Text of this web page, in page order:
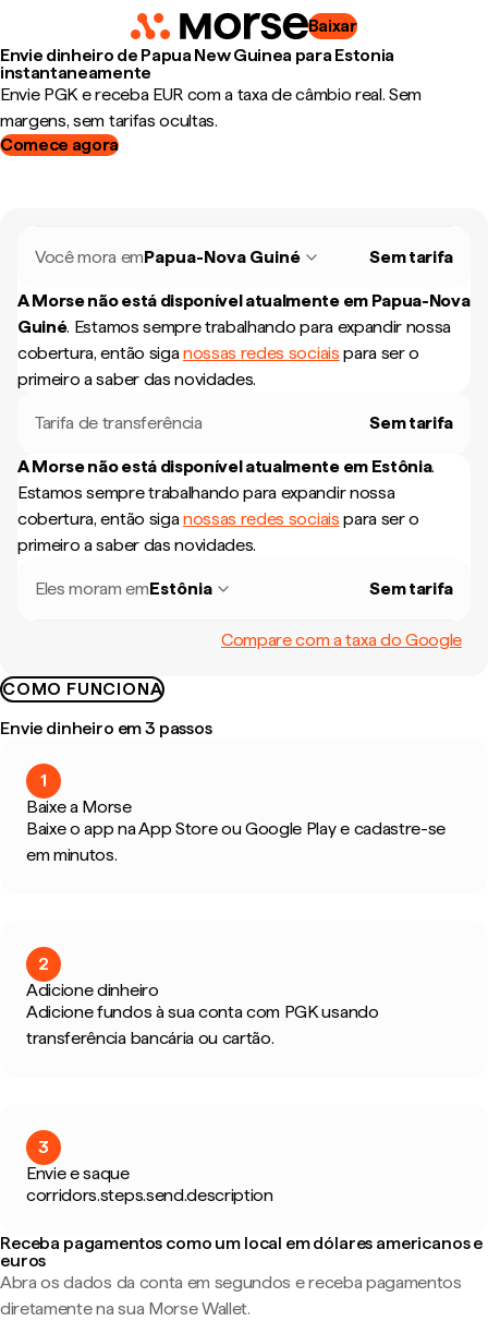
Baixar
Envie dinheiro de Papua New Guinea para Estonia
instantaneamente
Envie PGK e receba EUR com a taxa de câmbio real. Sem
margens, sem tarifas ocultas.
Comece agora
Você mora emPapua-Nova Guiné Sem tarifa
A Morse não está disponível atualmente em Papua-Nova
Guiné. Estamos sempre trabalhando para expandir nossa
cobertura, então siganossas redes sociais para ser o
primeiro a saber das novidades.
Tarifa de transferência Sem tarifa
A Morse não está disponível atualmente em Estônia.
Estamos sempre trabalhando para expandir nossa
cobertura, então siganossas redes sociais para ser o
primeiro a saber das novidades.
Eles moram emEstônia Sem tarifa
Compare com a taxa do Google
COMO FUNCIONA
Envie dinheiro em 3 passos
1
Baixe a Morse
Baixe o app na App Store ou Google Play e cadastre-se
em minutos.
2
Adicione dinheiro
Adicione fundos à sua conta com PGK usando
transferência bancária ou cartão.
3
Envie e saque
corridors.steps.send.description
Receba pagamentos como um local em dólares americanos e
euros
Abra os dados da conta em segundos e receba pagamentos
diretamente na sua Morse Wallet.